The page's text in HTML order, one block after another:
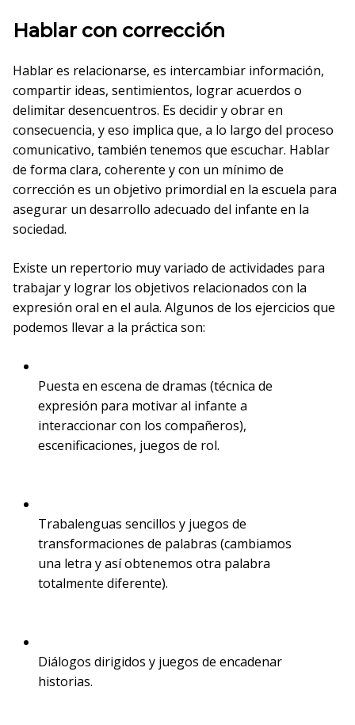
Hablar con corrección
Hablar es relacionarse, es intercambiar información,
compartir ideas, sentimientos, lograr acuerdos o
delimitar desencuentros. Es decidir y obrar en
consecuencia, y eso implica que, a lo largo del proceso
comunicativo, también tenemos que escuchar. Hablar
de forma clara, coherente y con un mínimo de
corrección es un objetivo primordial en la escuela para
asegurar un desarrollo adecuado del infante en la
sociedad.
Existe un repertorio muy variado de actividades para
trabajar y lograr los objetivos relacionados con la
expresión oral en el aula. Algunos de los ejercicios que
podemos llevar a la práctica son:
Puesta en escena de dramas (técnica de
expresión para motivar al infante a
interaccionar con los compañeros),
escenificaciones, juegos de rol.
Trabalenguas sencillos y juegos de
transformaciones de palabras (cambiamos
una letra y así obtenemos otra palabra
totalmente diferente).
Diálogos dirigidos y juegos de encadenar
historias.